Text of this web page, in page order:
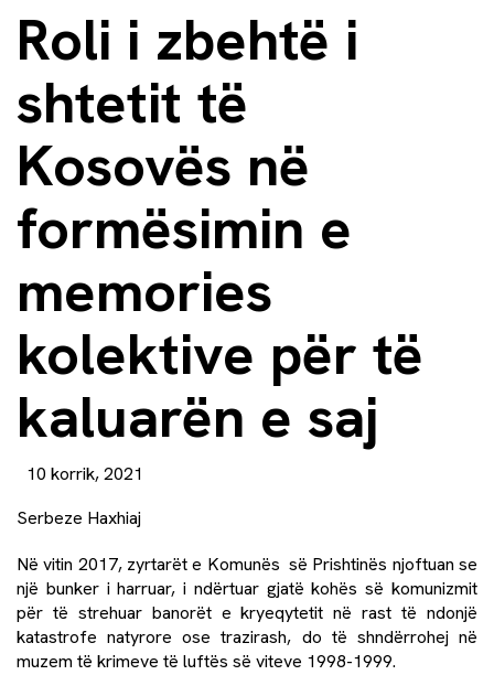
Roli i zbehtë i
shtetit të
Kosovës në
formësimin e
memories
kolektive për të
kaluarën e saj
10 korrik, 2021
Serbeze Haxhiaj
Në vitin 2017, zyrtarët e Komunës së Prishtinës njoftuan se
një bunker i harruar, i ndërtuar gjatë kohës së komunizmit
për të strehuar banorët e kryeqytetit në rast të ndonjë
katastrofe natyrore ose trazirash, do të shndërrohej në
muzem të krimeve të luftës së viteve 1998-1999.